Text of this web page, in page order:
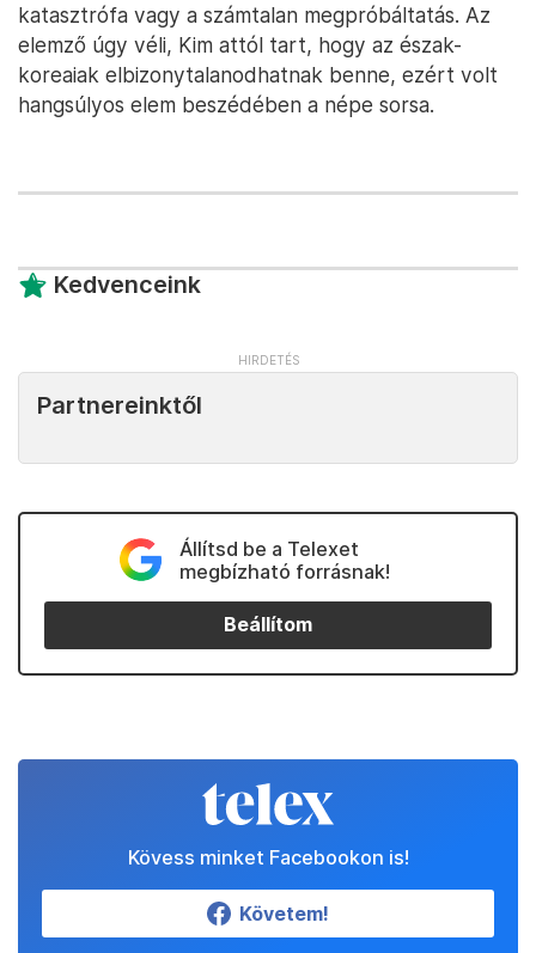
katasztrófa vagy a számtalan megpróbáltatás. Az
elemző úgy véli, Kim attól tart, hogy az észak-
koreaiak elbizonytalanodhatnak benne, ezért volt
hangsúlyos elem beszédében a népe sorsa.
Kedvenceink
Partnereinktől
Állítsd be a Telexet
megbízható forrásnak!
Beállítom
Kövess minket Facebookon is!
Követem!